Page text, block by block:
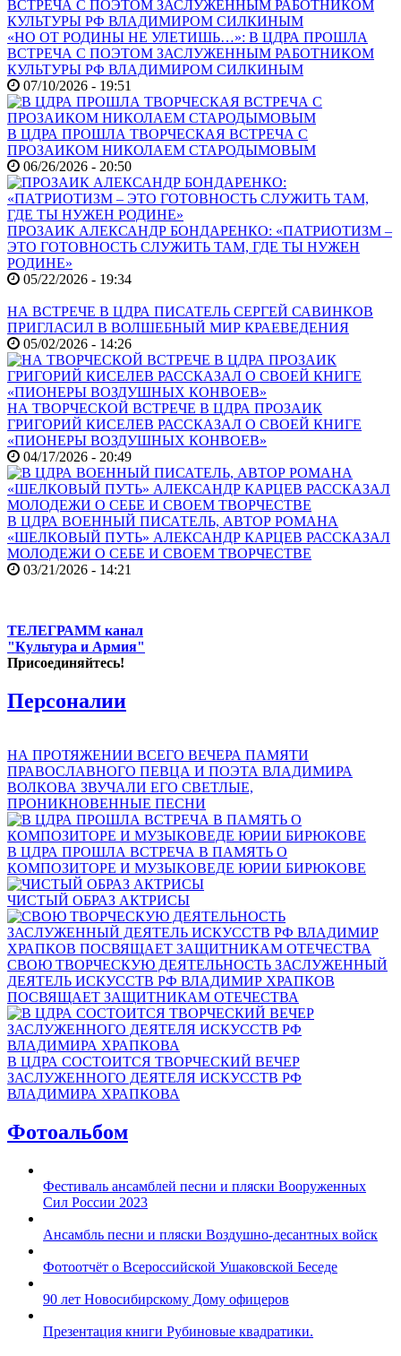
«НО ОТ РОДИНЫ НЕ УЛЕТИШЬ…»: В ЦДРА ПРОШЛА
ВСТРЕЧА С ПОЭТОМ ЗАСЛУЖЕННЫМ РАБОТНИКОМ
КУЛЬТУРЫ РФ ВЛАДИМИРОМ СИЛКИНЫМ
07/10/2026 - 19:51
В ЦДРА ПРОШЛА ТВОРЧЕСКАЯ ВСТРЕЧА С
ПРОЗАИКОМ НИКОЛАЕМ СТАРОДЫМОВЫМ
06/26/2026 - 20:50
ПРОЗАИК АЛЕКСАНДР БОНДАРЕНКО: «ПАТРИОТИЗМ –
ЭТО ГОТОВНОСТЬ СЛУЖИТЬ ТАМ, ГДЕ ТЫ НУЖЕН
РОДИНЕ»
05/22/2026 - 19:34
НА ВСТРЕЧЕ В ЦДРА ПИСАТЕЛЬ СЕРГЕЙ САВИНКОВ
ПРИГЛАСИЛ В ВОЛШЕБНЫЙ МИР КРАЕВЕДЕНИЯ
05/02/2026 - 14:26
НА ТВОРЧЕСКОЙ ВСТРЕЧЕ В ЦДРА ПРОЗАИК
ГРИГОРИЙ КИСЕЛЕВ РАССКАЗАЛ О СВОЕЙ КНИГЕ
«ПИОНЕРЫ ВОЗДУШНЫХ КОНВОЕВ»
04/17/2026 - 20:49
В ЦДРА ВОЕННЫЙ ПИСАТЕЛЬ, АВТОР РОМАНА
«ШЕЛКОВЫЙ ПУТЬ» АЛЕКСАНДР КАРЦЕВ РАССКАЗАЛ
МОЛОДЕЖИ О СЕБЕ И СВОЕМ ТВОРЧЕСТВЕ
03/21/2026 - 14:21
ТЕЛЕГРАММ канал
"Культура и Армия"
Присоединяйтесь!
Персоналии
НА ПРОТЯЖЕНИИ ВСЕГО ВЕЧЕРА ПАМЯТИ
ПРАВОСЛАВНОГО ПЕВЦА И ПОЭТА ВЛАДИМИРА
ВОЛКОВА ЗВУЧАЛИ ЕГО СВЕТЛЫЕ,
ПРОНИКНОВЕННЫЕ ПЕСНИ
В ЦДРА ПРОШЛА ВСТРЕЧА В ПАМЯТЬ О
КОМПОЗИТОРЕ И МУЗЫКОВЕДЕ ЮРИИ БИРЮКОВЕ
ЧИСТЫЙ ОБРАЗ АКТРИСЫ
СВОЮ ТВОРЧЕСКУЮ ДЕЯТЕЛЬНОСТЬ ЗАСЛУЖЕННЫЙ
ДЕЯТЕЛЬ ИСКУССТВ РФ ВЛАДИМИР ХРАПКОВ
ПОСВЯЩАЕТ ЗАЩИТНИКАМ ОТЕЧЕСТВА
В ЦДРА СОСТОИТСЯ ТВОРЧЕСКИЙ ВЕЧЕР
ЗАСЛУЖЕННОГО ДЕЯТЕЛЯ ИСКУССТВ РФ
ВЛАДИМИРА ХРАПКОВА
Фотоальбом
Фестиваль ансамблей песни и пляски Вооруженных
Сил России 2023
Ансамбль песни и пляски Воздушно-десантных войск
Фотоотчёт о Всероссийской Ушаковской Беседе
90 лет Новосибирскому Дому офицеров
Презентация книги Рубиновые квадратики.